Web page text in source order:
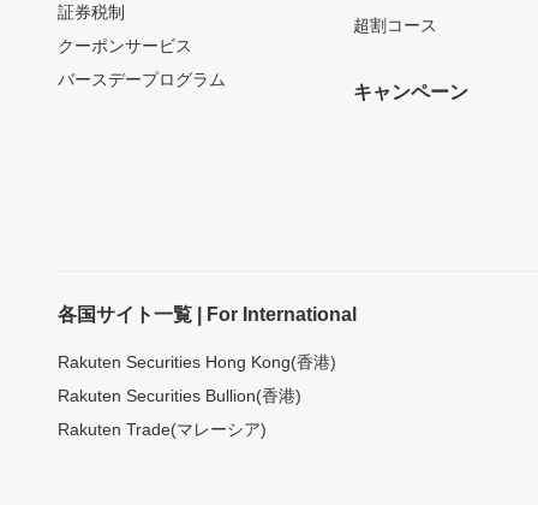
証券税制
クーポンサービス
バースデープログラム
超割コース
キャンペーン
各国サイト一覧 | For International
Rakuten Securities Hong Kong(香港)
Rakuten Securities Bullion(香港)
Rakuten Trade(マレーシア)